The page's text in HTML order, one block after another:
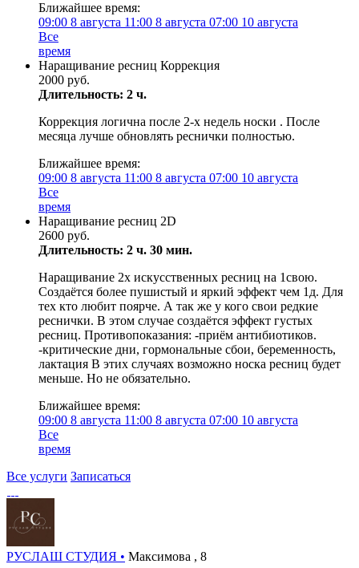
Ближайшее время:
09:00 8 августа 11:00 8 августа 07:00 10 августа
Все
время
Наращивание ресниц Коррекция
2000 руб.
Длительность: 2 ч.
Коррекция логична после 2-х недель носки . После
месяца лучше обновлять реснички полностью.
Ближайшее время:
09:00 8 августа 11:00 8 августа 07:00 10 августа
Все
время
Наращивание ресниц 2D
2600 руб.
Длительность: 2 ч. 30 мин.
Наращивание 2х искусственных ресниц на 1свою.
Создаётся более пушистый и яркий эффект чем 1д. Для
тех кто любит поярче. А так же у кого свои редкие
реснички. В этом случае создаётся эффект густых
ресниц. Противопоказания: -приём антибиотиков.
-критические дни, гормональные сбои, беременность,
лактация В этих случаях возможно носка ресниц будет
меньше. Но не обязательно.
Ближайшее время:
09:00 8 августа 11:00 8 августа 07:00 10 августа
Все
время
Все услуги Записаться
РУСЛАШ СТУДИЯ • Максимова , 8